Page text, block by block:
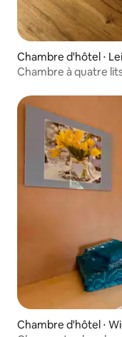
Chambre d'hôtel ⋅
Chambre à quatre
Chambre d'hôtel ⋅